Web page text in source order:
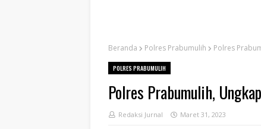
Beranda Polres Prabumulih Polres
POLRES PRABUMULIH
Polres Prabumulih,
Redaksi Jurnal Maret 31, 2023